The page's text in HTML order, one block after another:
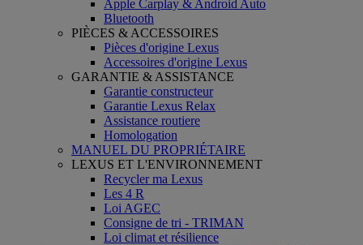
Apple Carplay & Android Auto
Bluetooth
PIÈCES & ACCESSOIRES
Pièces d'origine Lexus
Accessoires d'origine Lexus
GARANTIE & ASSISTANCE
Garantie constructeur
Garantie Lexus Relax
Assistance routiere
Homologation
MANUEL DU PROPRIÉTAIRE
LEXUS ET L'ENVIRONNEMENT
Recycler ma Lexus
Les 4 R
Loi AGEC
Consigne de tri - TRIMAN
Loi climat et résilience